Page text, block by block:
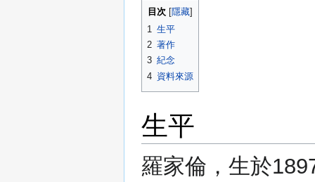
目次
1 生平
2 著作
3 紀念
4 資料來源
生平
羅家倫，生於